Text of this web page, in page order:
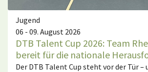
Jugend
06 - 09. August 2026
DTB Talent Cup 2026: Team
bereit für die nationale
Der DTB Talent Cup steht vor der Tür –